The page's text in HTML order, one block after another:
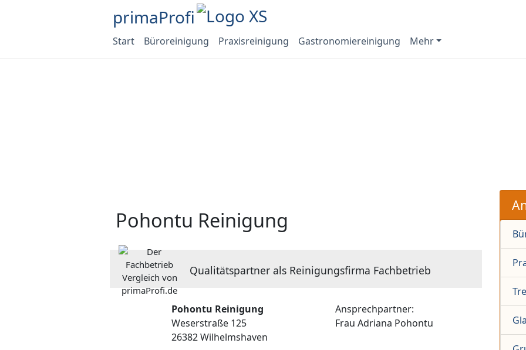
primaProfi
Start Büroreinigung Praxisreinigung Gastronomiereinigung Mehr
Pohontu Reinigung
Qualitätspartner als Reinigungsfirma Fachbetrieb
Pohontu Reinigung
Weserstraße 125
26382 Wilhelmshaven
Ansprechpartner:
FrauAdriana Pohontu